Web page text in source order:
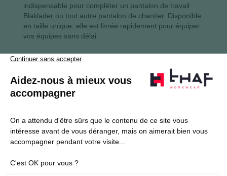
indispensable pour compléter un pantalon de travail
Blaklader ou tout autre pantalon de chantier. Disponible
en taille unique, elle est livrée rapidement pour équiper
vos équipes sans délai.
Je souhaite m'inscrire à la newsletter Thaf Workwear